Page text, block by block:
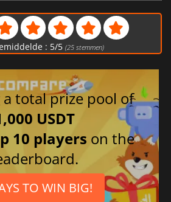
: 5/5 (25stemmen)
total prize pool of
USDT
10 players on the
TO WIN BIG!